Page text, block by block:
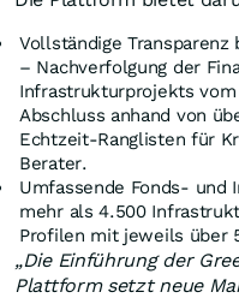
Vollständige
– Nachverfolgung der
Infrastrukturprojekts
Abschluss anhand von
Echtzeit-Ranglisten für
Berater.
Umfassende Fonds-
mehr als 4.500
Profilen mit jeweils über
„Die Einführung der
Plattform setzt neue